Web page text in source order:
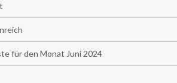
für den Monat Juni 2024